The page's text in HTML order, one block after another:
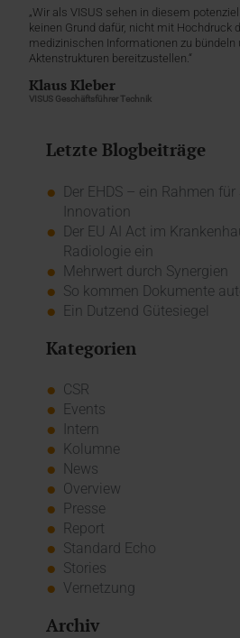
„Wir als VISUS sehen in diesem
keinen Grund dafür, nicht mit Hochdruck
medizinischen Informationen zu bündeln
Aktenstrukturen bereitzustellen.“
Klaus Kleber
VISUS Geschäftsführer Technik
Letzte Blogbeiträge
Der EHDS – ein Rahmen
Innovation
Der EU AI Act im
Radiologie ein
Mehrwert durch Synergien
So kommen Dokumente
Ein Dutzend Gütesiegel
Kategorien
CSR
Events
Intern
Kolumne
News
Overview
Presse
Report
Standard Echo
Stories
Vernetzung
Archiv